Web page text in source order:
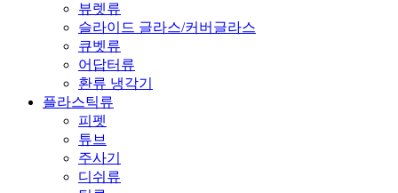
뷰렛류
슬라이드 글라스/커버글라스
큐벳류
어답터류
환류 냉각기
플라스틱류
피펫
튜브
주사기
디쉬류